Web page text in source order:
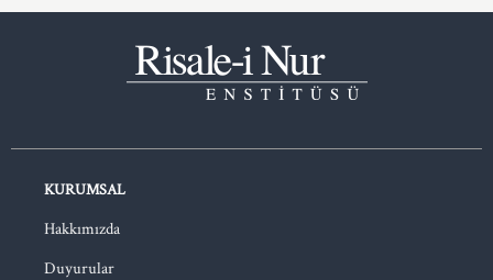
KURUMSAL
Hakkımızda
Duyurular